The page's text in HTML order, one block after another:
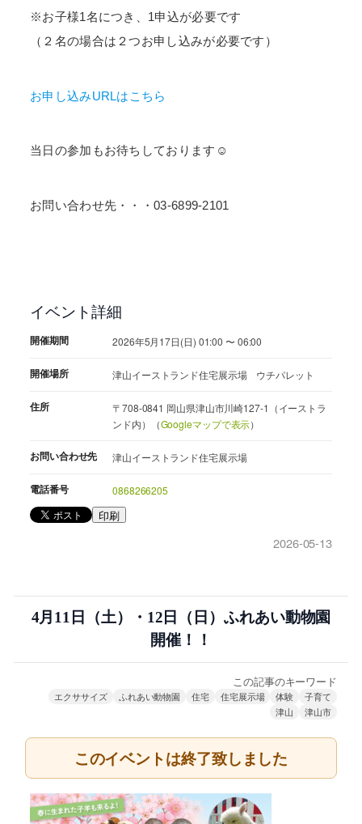
※お子様1名につき、1申込が必要です
（２名の場合は２つお申し込みが必要です）
お申し込みURLはこちら
当日の参加もお待ちしております☺
お問い合わせ先・・・03-6899-2101
イベント詳細
開催期間 2026年5月17日(日) 01:00 〜 06:00
開催場所 津山イーストランド住宅展示場 ウチパレット
住所
〒708-0841 岡山県津山市川崎127-1（イーストラ
ンド内）（Googleマップで表示）
お問い合わせ先 津山イーストランド住宅展示場
電話番号 0868266205
印刷
2026-05-13
4月11日（土）・12日（日）ふれあい動物園
開催！！
この記事のキーワード
エクササイズ ふれあい動物園 住宅 住宅展示場 体験
子育て
津山
津山市
このイベントは終了致しました